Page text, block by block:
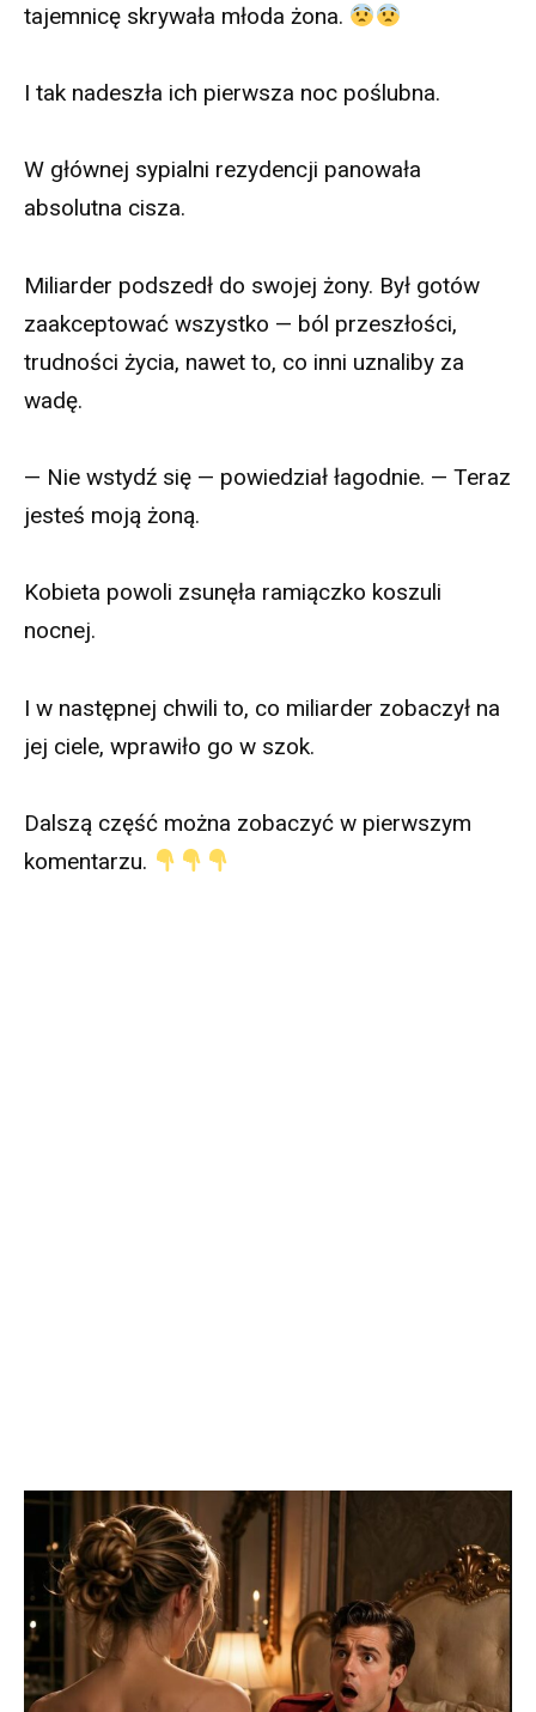
tajemnicę skrywała młoda żona.
I tak nadeszła ich pierwsza noc poślubna.
W głównej sypialni rezydencji panowała
absolutna cisza.
Miliarder podszedł do swojej żony. Był gotów
zaakceptować wszystko — ból przeszłości,
trudności życia, nawet to, co inni uznaliby za
wadę.
— Nie wstydź się — powiedział łagodnie. — Teraz
jesteś moją żoną.
Kobieta powoli zsunęła ramiączko koszuli
nocnej.
I w następnej chwili to, co miliarder zobaczył na
jej ciele, wprawiło go w szok.
Dalszą część można zobaczyć w pierwszym
komentarzu.